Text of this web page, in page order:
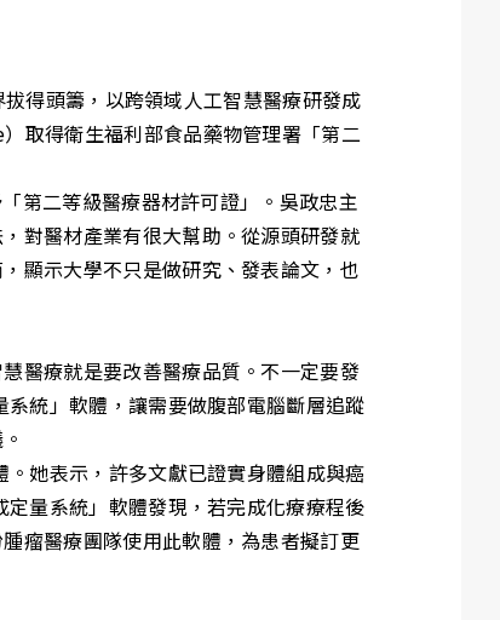
得頭籌，以跨領域人工智慧醫療研發成
取得衛生福利部食品藥物管理署「第二
第二等級醫療器材許可證」。吳政忠主
對醫材產業有很大幫助。從源頭研發就
顯示大學不只是做研究、發表論文，也
醫療就是要改善醫療品質。不一定要發
統」軟體，讓需要做腹部電腦斷層追蹤
她表示，許多文獻已證實身體組成與癌
量系統」軟體發現，若完成化療療程後
瘤醫療團隊使用此軟體，為患者擬訂更